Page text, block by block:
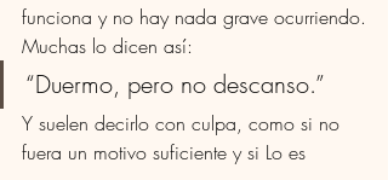
funciona y no hay nada grave ocurriendo.
Muchas lo dicen así:
“Duermo, pero no descanso.”
Y suelen decirlo con culpa, como si no
fuera un motivo suficiente y si Lo es